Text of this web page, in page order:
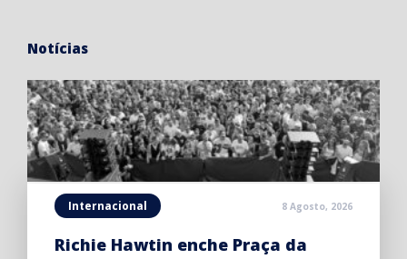
Notícias
Internacional 8 Agosto, 2026
Richie Hawtin enche Praça da